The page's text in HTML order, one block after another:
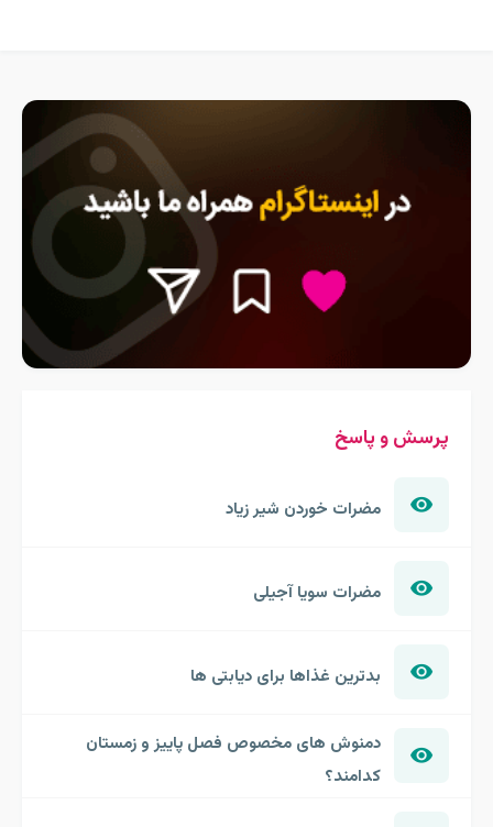
پرسش و پاسخ
مضرات خوردن شیر زیاد
مضرات سویا آجیلی
بدترین غذاها برای دیابتی ها
دمنوش های مخصوص فصل پاییز و زمستان
کدامند؟